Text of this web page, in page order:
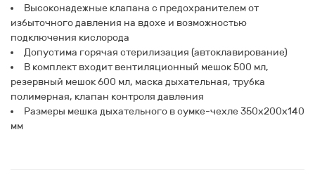
Высоконадежные клапана с предохранителем от
избыточного давления на вдохе и возможностью
подключения кислорода
Допустима горячая стерилизация (автоклавирование)
В комплект входит вентиляционный мешок 500 мл,
резервный мешок 600 мл, маска дыхательная, трубка
полимерная, клапан контроля давления
Размеры мешка дыхательного в сумке-чехле 350х200х140
мм